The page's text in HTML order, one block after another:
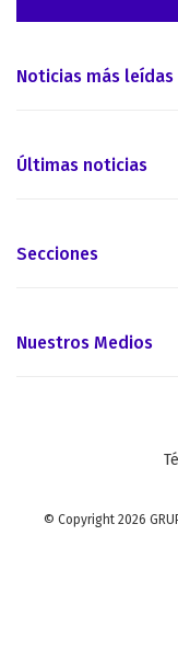
Noticias más leídas
Últimas noticias
Secciones
Nuestros Medios
© Copyright 2026